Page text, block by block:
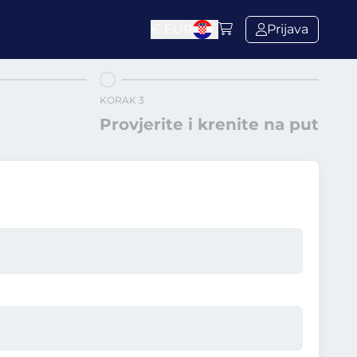
Prijava
KORAK 3
Provjerite i krenite na put